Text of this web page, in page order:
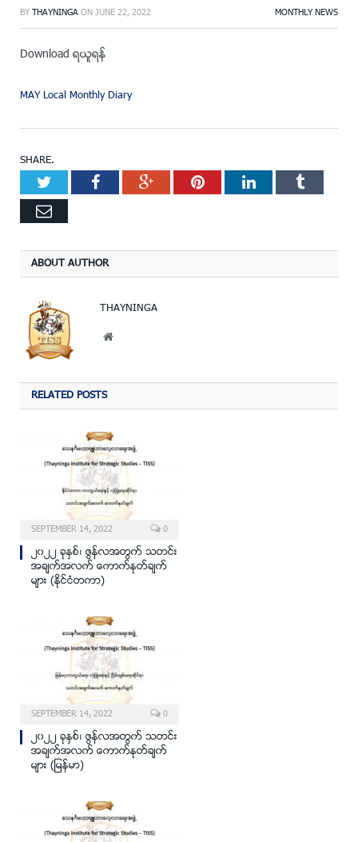
BY THAYNINGA ON JUNE 22, 2022 MONTHLY NEWS
Download ရယူရန္
MAY Local Monthly Diary
SHARE.
TwitterFacebookGoogle+PinterestLinkedInTumblr
Email
ABOUT AUTHOR
THAYNINGA
Website
RELATED POSTS
SEPTEMBER 14, 2022 0
၂၀၂၂ ခုႏွစ္၊ ဇြန္လအတြက္ သတင္း
အခ်က္အလက္ ေကာက္ႏုတ္ခ်က္
မ်ား (နိုင္ငံတကာ)
SEPTEMBER 14, 2022 0
၂၀၂၂ ခုႏွစ္၊ ဇြန္လအတြက္ သတင္း
အခ်က္အလက္ ေကာက္ႏုတ္ခ်က္
မ်ား (ျမန္မာ)